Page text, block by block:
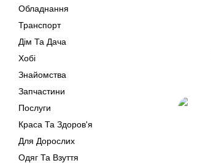
Обладнання
Транспорт
Дім Та Дача
Хобі
Знайомства
Запчастини
Послуги
Краса Та Здоров'я
Для Дорослих
Одяг Та Взуття